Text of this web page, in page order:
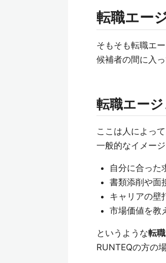
転職エー
そもそも転職エ
候補者の間に入
転職エー
ここは人によっ
一般的なイメージ
自分に合った
書類添削や面
キャリアの壁
市場価値を教
というような転
RUNTEQの方の